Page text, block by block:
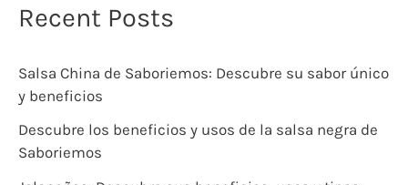
Recent Posts
Salsa China de Saboriemos: Descubre su sabor único
y beneficios
Descubre los beneficios y usos de la salsa negra de
Saboriemos